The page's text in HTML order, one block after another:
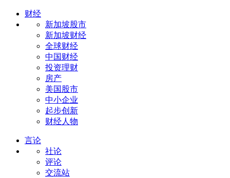
财经
新加坡股市
新加坡财经
全球财经
中国财经
投资理财
房产
美国股市
中小企业
起步创新
财经人物
言论
社论
评论
交流站